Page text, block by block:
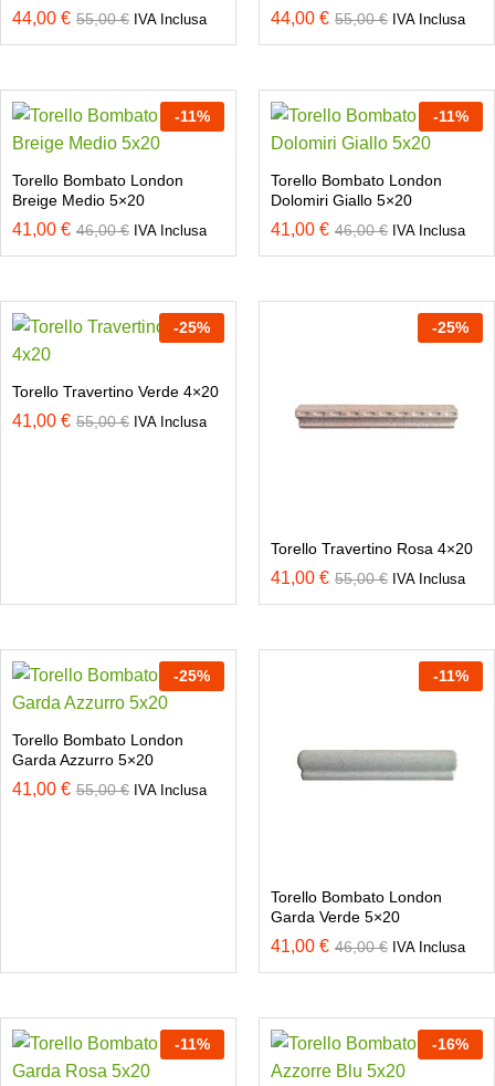
44,00 € 55,00€ IVA Inclusa 44,00 € 55,00€ IVA Inclusa
-11%
Torello Bombato London
Breige Medio 5×20
41,00 € 46,00€ IVA Inclusa
-11%
Torello Bombato London
Dolomiri Giallo 5×20
41,00 € 46,00€ IVA Inclusa
-25%
Torello Travertino Verde 4×20
41,00 € 55,00€ IVA Inclusa
-25%
Torello Travertino Rosa 4×20
41,00 € 55,00€ IVA Inclusa
-25%
Torello Bombato London
Garda Azzurro 5×20
41,00 € 55,00€ IVA Inclusa
-11%
Torello Bombato London
Garda Verde 5×20
41,00 € 46,00€ IVA Inclusa
-11% -16%